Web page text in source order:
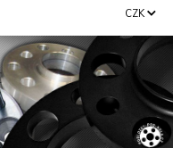
CZK